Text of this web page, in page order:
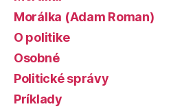
Morálka (Adam Roman)
O politike
Osobné
Politické správy
Príklady